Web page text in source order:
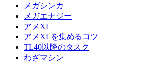
メガシンカ
メガエナジー
アメXL
アメXLを集めるコツ
TL40以降のタスク
わざマシン